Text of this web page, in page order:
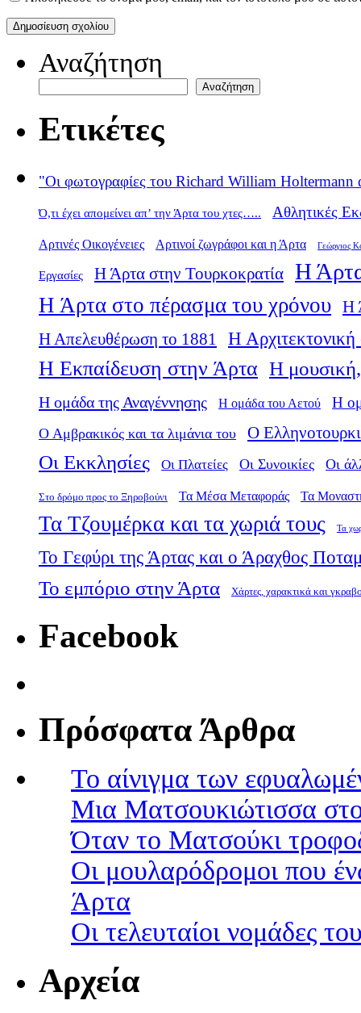
Αναζήτηση
Αναζήτηση
Ετικέτες
"Οι φωτογραφίες του Richard William Holtermann
Ό,τι έχει απομείνει απ’ την Άρτα του χτες….. Αθλητικές
Αρτινές Οικογένειες Αρτινοί ζωγράφοι και η Άρτα Γεώργιος
Εργασίες Η Άρτα στην Τουρκοκρατία Η
Η Άρτα στο πέρασμα του χρόνου Η
Η Απελευθέρωση το 1881
Η
Η Εκπαίδευση στην Άρτα Η μουσική,
Η ομάδα της Αναγέννησης Η ομάδα του Αετού Η
Ο Αμβρακικός και τα λιμάνια του Ο
Οι Εκκλησίες Οι Πλατείες Οι Συνοικίες Οι
Στο δρόμο προς το Ξηροβούνι Τα Μέσα Μεταφοράς Τα
Τα Τζουμέρκα και τα χωριά τους Τα
Το Γεφύρι της Άρτας και ο Άραχθος
Το εμπόριο στην Άρτα Χάρτες, χαρακτικά και
Facebook
Πρόσφατα Άρθρα
Το αίνιγμα των
Μια Ματσουκιώτισσα
Όταν το Ματσούκι
Οι μουλαρόδρομοι που
Άρτα
Οι τελευταίοι νομάδες
Αρχεία